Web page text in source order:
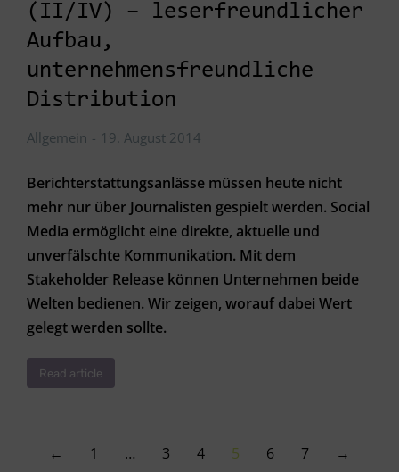
(II/IV) – leserfreundlicher
Aufbau,
unternehmensfreundliche
Distribution
Allgemein 19. August 2014
Berichterstattungsanlässe müssen heute nicht
mehr nur über Journalisten gespielt werden. Social
Media ermöglicht eine direkte, aktuelle und
unverfälschte Kommunikation. Mit dem
Stakeholder Release können Unternehmen beide
Welten bedienen. Wir zeigen, worauf dabei Wert
gelegt werden sollte.
Read article
← 1 … 3 4 5 6 7 →